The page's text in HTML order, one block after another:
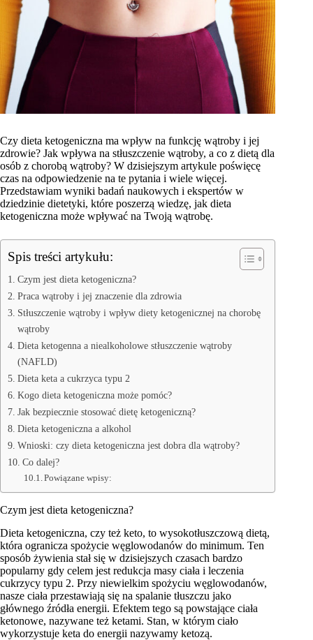
Czy dieta ketogeniczna ma wpływ na funkcję wątroby i jej
zdrowie? Jak wpływa na stłuszczenie wątroby, a co z dietą dla
osób z chorobą wątroby? W dzisiejszym artykule poświęcę
czas na odpowiedzenie na te pytania i wiele więcej.
Przedstawiam wyniki badań naukowych i ekspertów w
dziedzinie dietetyki, które poszerzą wiedzę, jak dieta
ketogeniczna może wpływać na Twoją wątrobę.
Spis treści artykułu:
Czym jest dieta ketogeniczna?
Praca wątroby i jej znaczenie dla zdrowia
Stłuszczenie wątroby i wpływ diety ketogenicznej na chorobę
wątroby
Dieta ketogenna a niealkoholowe stłuszczenie wątroby
(NAFLD)
Dieta keta a cukrzyca typu 2
Kogo dieta ketogeniczna może pomóc?
Jak bezpiecznie stosować dietę ketogeniczną?
Dieta ketogeniczna a alkohol
Wnioski: czy dieta ketogeniczna jest dobra dla wątroby?
Co dalej?
Powiązane wpisy:
Czym jest dieta ketogeniczna?
Dieta ketogeniczna, czy też keto, to wysokotłuszczową dietą,
która ogranicza spożycie węglowodanów do minimum. Ten
sposób żywienia stał się w dzisiejszych czasach bardzo
popularny gdy celem jest redukcja masy ciała i leczenia
cukrzycy typu 2. Przy niewielkim spożyciu węglowodanów,
nasze ciała przestawiają się na spalanie tłuszczu jako
głównego źródła energii. Efektem tego są powstające ciała
ketonowe, nazywane też ketami. Stan, w którym ciało
wykorzystuje keta do energii nazywamy ketozą.